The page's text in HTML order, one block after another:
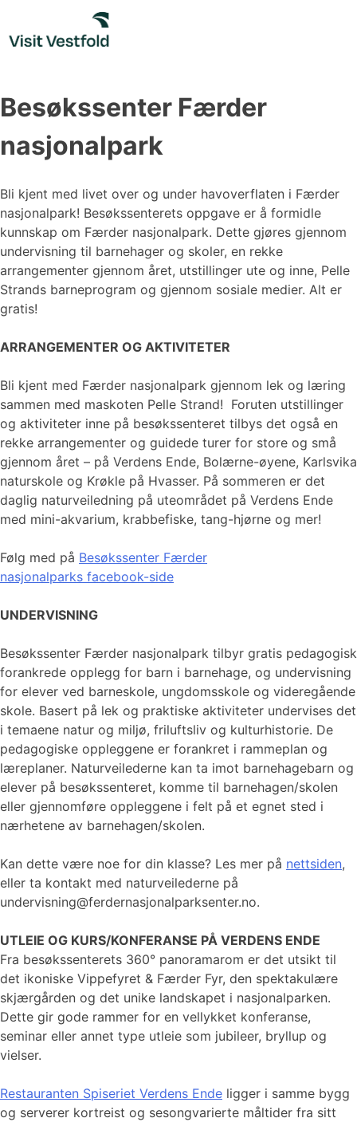
content
Besøkssenter Færder
nasjonalpark
Bli kjent med livet over og under havoverflaten i Færder
nasjonalpark! Besøkssenterets oppgave er å formidle
kunnskap om Færder nasjonalpark. Dette gjøres gjennom
undervisning til barnehager og skoler, en rekke
arrangementer gjennom året, utstillinger ute og inne, Pelle
Strands barneprogram og gjennom sosiale medier. Alt er
gratis!
ARRANGEMENTER OG AKTIVITETER
Bli kjent med Færder nasjonalpark gjennom lek og læring
sammen med maskoten Pelle Strand! Foruten utstillinger
og aktiviteter inne på besøkssenteret tilbys det også en
rekke arrangementer og guidede turer for store og små
gjennom året – på Verdens Ende, Bolærne-øyene, Karlsvika
naturskole og Krøkle på Hvasser. På sommeren er det
daglig naturveiledning på uteområdet på Verdens Ende
med mini-akvarium, krabbefiske, tang-hjørne og mer!
Følg med på Besøkssenter Færder
nasjonalparks facebook-side
UNDERVISNING
Besøkssenter Færder nasjonalpark tilbyr gratis pedagogisk
forankrede opplegg for barn i barnehage, og undervisning
for elever ved barneskole, ungdomsskole og videregående
skole. Basert på lek og praktiske aktiviteter undervises det
i temaene natur og miljø, friluftsliv og kulturhistorie. De
pedagogiske oppleggene er forankret i rammeplan og
læreplaner. Naturveilederne kan ta imot barnehagebarn og
elever på besøkssenteret, komme til barnehagen/skolen
eller gjennomføre oppleggene i felt på et egnet sted i
nærhetene av barnehagen/skolen.
Kan dette være noe for din klasse? Les mer på nettsiden,
eller ta kontakt med naturveilederne på
undervisning@ferdernasjonalparksenter.no.
UTLEIE OG KURS/KONFERANSE PÅ VERDENS ENDE
Fra besøkssenterets 360° panoramarom er det utsikt til
det ikoniske Vippefyret & Færder Fyr, den spektakulære
skjærgården og det unike landskapet i nasjonalparken.
Dette gir gode rammer for en vellykket konferanse,
seminar eller annet type utleie som jubileer, bryllup og
vielser.
Restauranten Spiseriet Verdens Ende ligger i samme bygg
og serverer kortreist og sesongvarierte måltider fra sitt